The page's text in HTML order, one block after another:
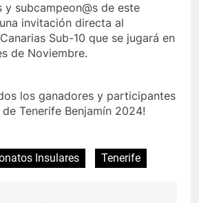
y subcampeon@s de este
invitación directa al
Sub-10 que se jugará en
de Noviembre.
los ganadores y participantes
Tenerife Benjamín 2024!
Insulares Tenerife